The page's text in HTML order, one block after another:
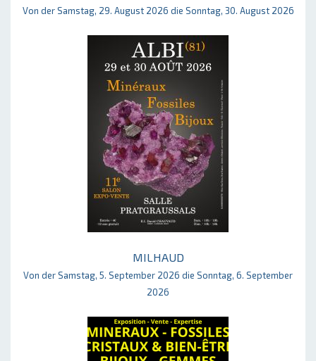
Von der Samstag, 29. August 2026 die Sonntag, 30. August 2026
MILHAUD
Von der Samstag, 5. September 2026 die Sonntag, 6. September
2026